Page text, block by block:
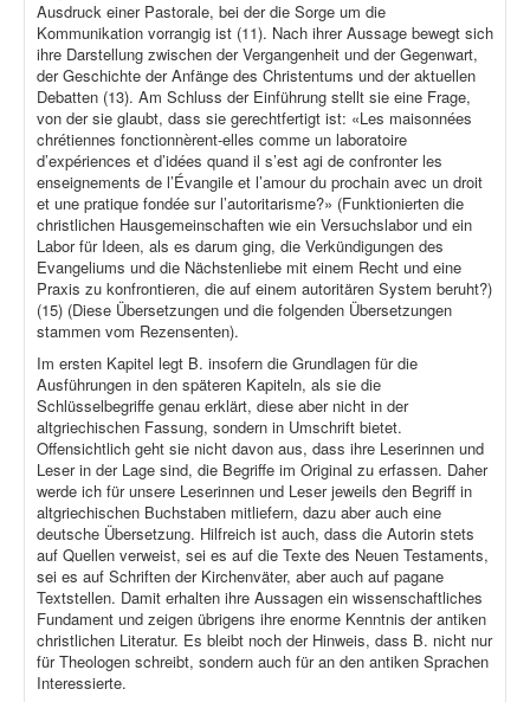
Ausdruck einer Pastorale, bei der die Sorge um die
Kommunikation vorrangig ist (11). Nach ihrer Aussage bewegt sich
ihre Darstellung zwischen der Vergangenheit und der Gegenwart,
der Geschichte der Anfänge des Christentums und der aktuellen
Debatten (13). Am Schluss der Einführung stellt sie eine Frage,
von der sie glaubt, dass sie gerechtfertigt ist: «Les maisonnées
chrétiennes fonctionnèrent-elles comme un laboratoire
d’expériences et d’idées quand il s’est agi de confronter les
enseignements de l’Évangile et l’amour du prochain avec un droit
et une pratique fondée sur l’autoritarisme?» (Funktionierten die
christlichen Hausgemeinschaften wie ein Versuchslabor und ein
Labor für Ideen, als es darum ging, die Verkündigungen des
Evangeliums und die Nächstenliebe mit einem Recht und eine
Praxis zu konfrontieren, die auf einem autoritären System beruht?)
(15) (Diese Übersetzungen und die folgenden Übersetzungen
stammen vom Rezensenten).
Im ersten Kapitel legt B. insofern die Grundlagen für die
Ausführungen in den späteren Kapiteln, als sie die
Schlüsselbegriffe genau erklärt, diese aber nicht in der
altgriechischen Fassung, sondern in Umschrift bietet.
Offensichtlich geht sie nicht davon aus, dass ihre Leserinnen und
Leser in der Lage sind, die Begriffe im Original zu erfassen. Daher
werde ich für unsere Leserinnen und Leser jeweils den Begriff in
altgriechischen Buchstaben mitliefern, dazu aber auch eine
deutsche Übersetzung. Hilfreich ist auch, dass die Autorin stets
auf Quellen verweist, sei es auf die Texte des Neuen Testaments,
sei es auf Schriften der Kirchenväter, aber auch auf pagane
Textstellen. Damit erhalten ihre Aussagen ein wissenschaftliches
Fundament und zeigen übrigens ihre enorme Kenntnis der antiken
christlichen Literatur. Es bleibt noch der Hinweis, dass B. nicht nur
für Theologen schreibt, sondern auch für an den antiken Sprachen
Interessierte.